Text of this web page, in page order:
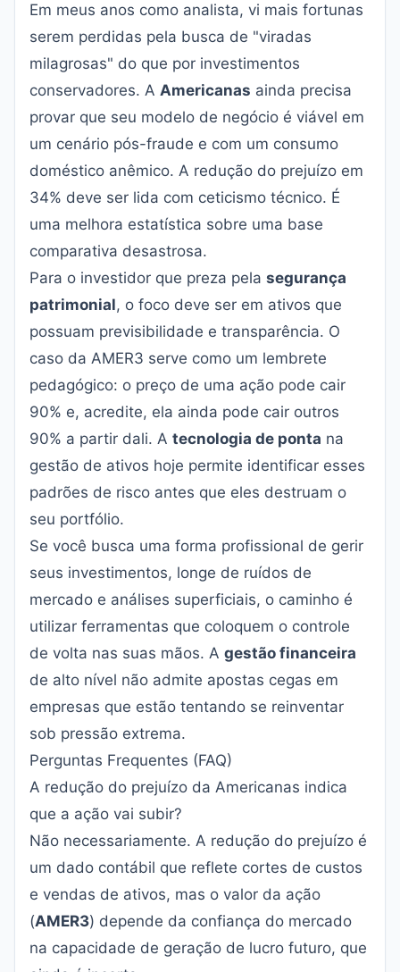
Em meus anos como analista, vi mais fortunas
serem perdidas pela busca de "viradas
milagrosas" do que por investimentos
conservadores. A Americanas ainda precisa
provar que seu modelo de negócio é viável em
um cenário pós-fraude e com um consumo
doméstico anêmico. A redução do prejuízo em
34% deve ser lida com ceticismo técnico. É
uma melhora estatística sobre uma base
comparativa desastrosa.
Para o investidor que preza pela segurança
patrimonial, o foco deve ser em ativos que
possuam previsibilidade e transparência. O
caso da AMER3 serve como um lembrete
pedagógico: o preço de uma ação pode cair
90% e, acredite, ela ainda pode cair outros
90% a partir dali. A tecnologia de ponta na
gestão de ativos hoje permite identificar esses
padrões de risco antes que eles destruam o
seu portfólio.
Se você busca uma forma profissional de gerir
seus investimentos, longe de ruídos de
mercado e análises superficiais, o caminho é
utilizar ferramentas que coloquem o controle
de volta nas suas mãos. A gestão financeira
de alto nível não admite apostas cegas em
empresas que estão tentando se reinventar
sob pressão extrema.
Perguntas Frequentes (FAQ)
A redução do prejuízo da Americanas indica
que a ação vai subir?
Não necessariamente. A redução do prejuízo é
um dado contábil que reflete cortes de custos
e vendas de ativos, mas o valor da ação
(AMER3) depende da confiança do mercado
na capacidade de geração de lucro futuro, que